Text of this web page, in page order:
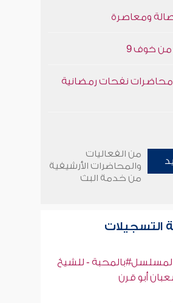
- فك الحزمة
ومعاصرة
خوف 9
نفحات رمضانية
من الفعاليات
والمحاضرات الأرشيفية
من خدمة البث
التسجيلات
- للشيخ
أبو قرن